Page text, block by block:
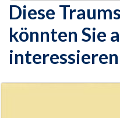
Diese
könnten Sie
interessieren